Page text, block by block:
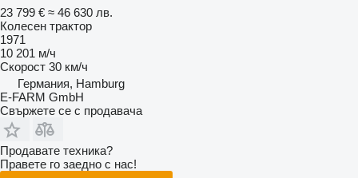
23 799 € ≈ 46 630 лв.
Колесен трактор
1971
10 201 м/ч
Скорост 30 км/ч
Германия, Hamburg
E-FARM GmbH
Свържете се с продавача
Продавате техника?
Правете го заедно с нас!